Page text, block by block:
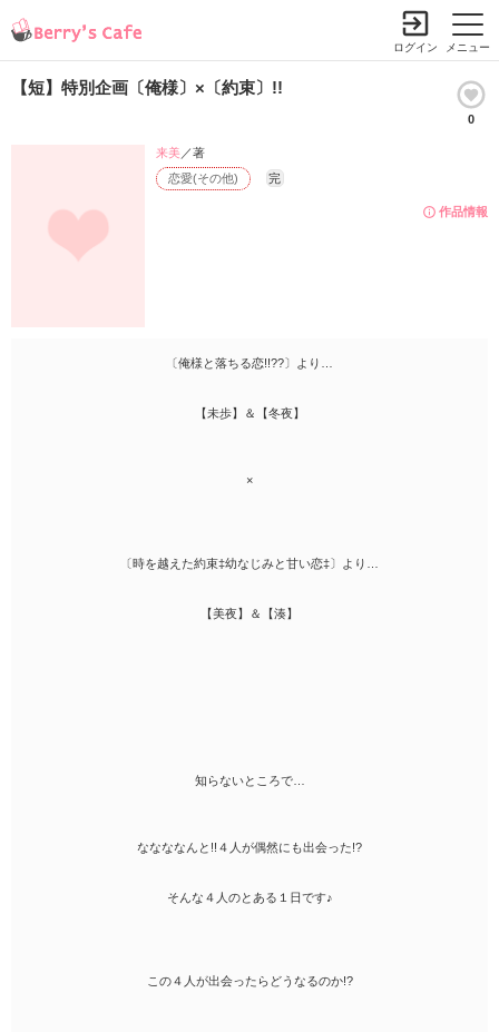
メニュー
ログイン
【短】特別企画〔俺様〕×〔約束〕!!
0
作品情報
恋愛(その他) 完
来美／著
〔俺様と落ちる恋!!??〕より…
【未歩】＆【冬夜】
×
〔時を越えた約束‡幼なじみと甘い恋‡〕より…
【美夜】＆【湊】
知らないところで…
ななななんと!!４人が偶然にも出会った!?
そんな４人のとある１日です♪
この４人が出会ったらどうなるのか!?